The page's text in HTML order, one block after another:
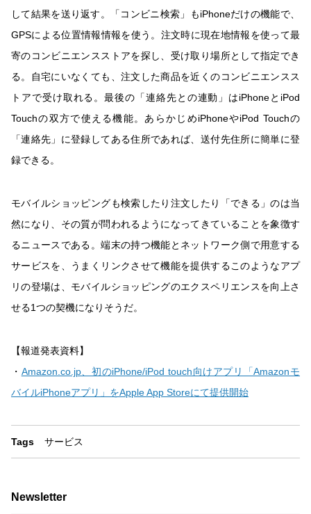
して結果を送り返す。「コンビニ検索」もiPhoneだけの機能で、
GPSによる位置情報情報を使う。注文時に現在地情報を使って最
寄のコンビニエンスストアを探し、受け取り場所として指定でき
る。自宅にいなくても、注文した商品を近くのコンビニエンスス
トアで受け取れる。最後の「連絡先との連動」はiPhoneとiPod
Touchの双方で使える機能。あらかじめiPhoneやiPod Touchの
「連絡先」に登録してある住所であれば、送付先住所に簡単に登
録できる。
モバイルショッピングも検索したり注文したり「できる」のは当
然になり、その質が問われるようになってきていることを象徴す
るニュースである。端末の持つ機能とネットワーク側で用意する
サービスを、うまくリンクさせて機能を提供するこのようなアプ
リの登場は、モバイルショッピングのエクスペリエンスを向上さ
せる1つの契機になりそうだ。
【報道発表資料】
・ Amazon.co.jp、初のiPhone/iPod touch向けアプリ「Amazonモ
バイルiPhoneアプリ」をApple App Storeにて提供開始
Tags サービス
Newsletter